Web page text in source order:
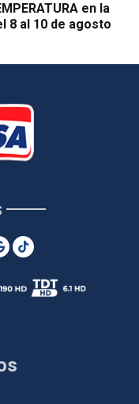
en la
8 al 10 de agosto